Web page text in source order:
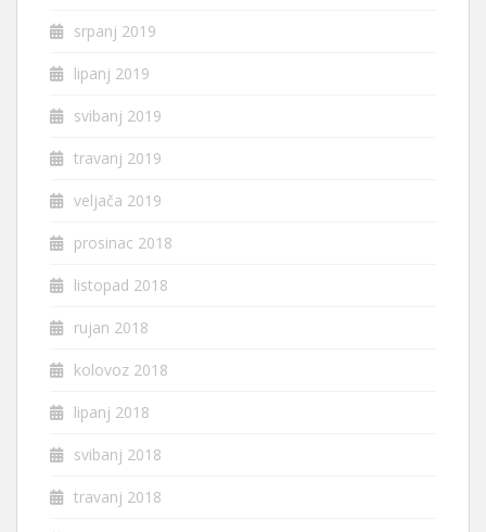
srpanj 2019
lipanj 2019
svibanj 2019
travanj 2019
veljača 2019
prosinac 2018
listopad 2018
rujan 2018
kolovoz 2018
lipanj 2018
svibanj 2018
travanj 2018